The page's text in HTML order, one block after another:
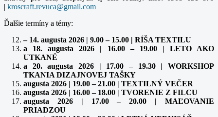
|
Ďalšie termíny a témy:
– 14. augusta 2026 | 9.00 – 15.00 | RÍŠA TEXTILU
a 18. augusta 2026 | 16.00 – 19.00 | LETO AKO
UTKANÉ
a 20. augusta 2026 | 17.00 – 19.30 | WORKSHOP
TKANIA DIZAJNOVEJ TAŠKY
augusta 2026 | 19.00 – 21.00 | TEXTILNÝ VEČER
augusta 2026 | 16.00 – 18.00 | TVORENIE Z FILCU
augusta 2026 | 17.00 – 20.00 | MAĽOVANIE
PRIADZOU